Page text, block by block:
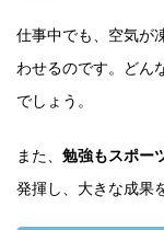
仕事中でも、空気が
わせるのです。どん
でしょう。
また、 勉強もスポー
発揮し、大きな成果